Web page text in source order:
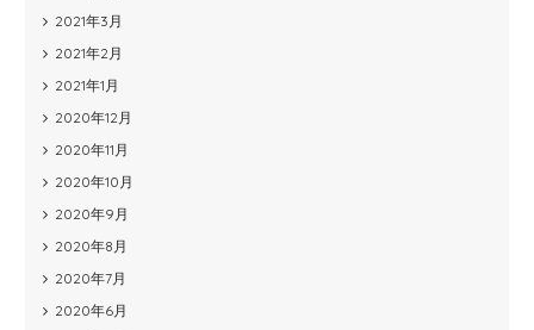
2021年3月
2021年2月
2021年1月
2020年12月
2020年11月
2020年10月
2020年9月
2020年8月
2020年7月
2020年6月